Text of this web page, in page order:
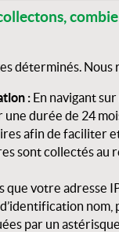
déterminés.
:En navigant
durée de 24
afin de faciliter
sont collectés
que votre adresse
par un